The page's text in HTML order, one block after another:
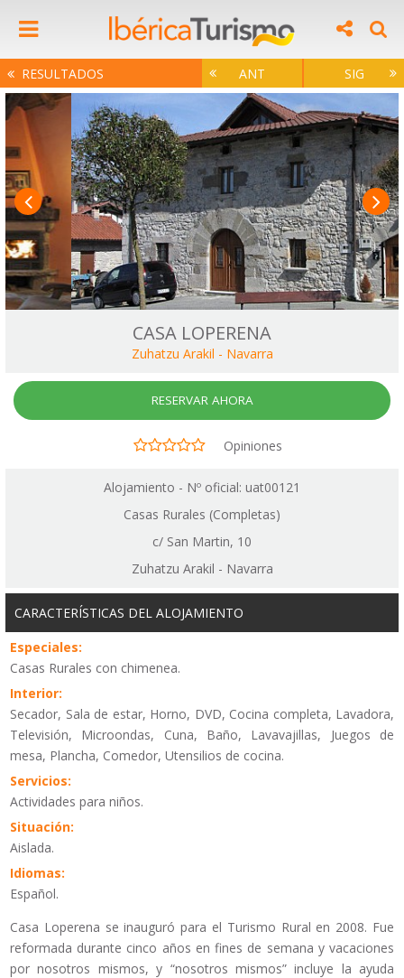
RESULTADOS ANT SIG
CASA LOPERENA
Zuhatzu Arakil - Navarra
RESERVAR AHORA
Opiniones
Alojamiento - Nº oficial: uat00121
Casas Rurales (Completas)
c/ San Martin, 10
Zuhatzu Arakil - Navarra
CARACTERÍSTICAS DEL ALOJAMIENTO
Especiales:
Casas Rurales con chimenea.
Interior:
Secador, Sala de estar, Horno, DVD, Cocina completa, Lavadora,
Televisión, Microondas, Cuna, Baño, Lavavajillas, Juegos de
mesa, Plancha, Comedor, Utensilios de cocina.
Servicios:
Actividades para niños.
Situación:
Aislada.
Idiomas:
Español.
Casa Loperena se inauguró para el Turismo Rural en 2008. Fue
reformada durante cinco años en fines de semana y vacaciones
por nosotros mismos, y “nosotros mismos” incluye la ayuda